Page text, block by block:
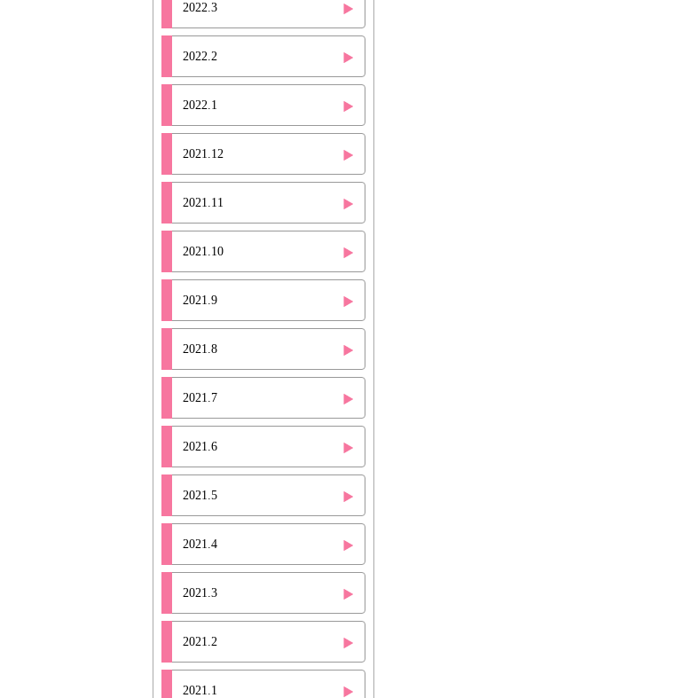
2022.3
2022.2
2022.1
2021.12
2021.11
2021.10
2021.9
2021.8
2021.7
2021.6
2021.5
2021.4
2021.3
2021.2
2021.1